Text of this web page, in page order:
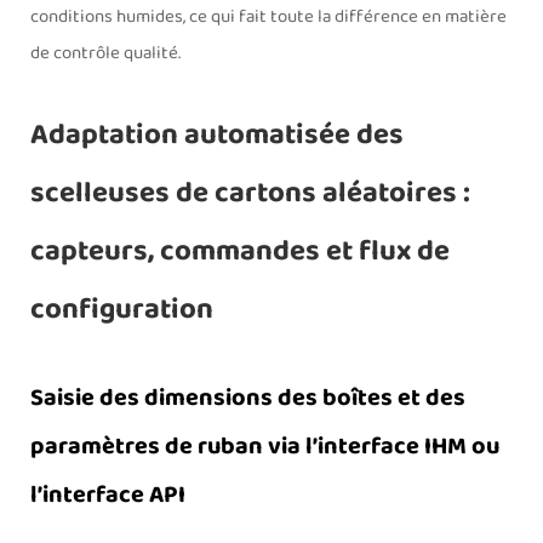
conditions humides, ce qui fait toute la différence en matière
de contrôle qualité.
Adaptation automatisée des
scelleuses de cartons aléatoires :
capteurs, commandes et flux de
configuration
Saisie des dimensions des boîtes et des
paramètres de ruban via l’interface IHM ou
l’interface API